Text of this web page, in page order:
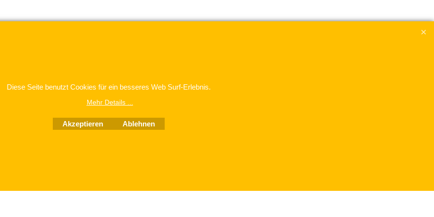
ShopFactory Shop
Software.
Diese Seite benutzt Cookies für ein besseres Web Surf-Erlebnis.
Mehr Details ...
Akzeptieren Ablehnen